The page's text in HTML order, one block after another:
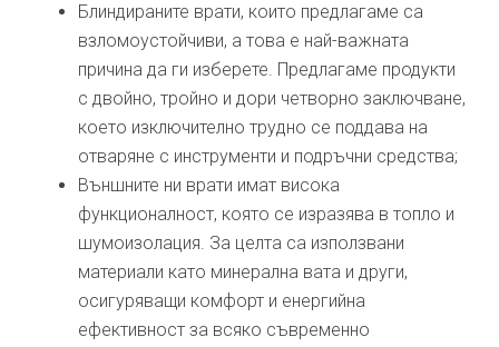
Блиндираните врати, които предлагаме са
взломоустойчиви, а това е най-важната
причина да ги изберете. Предлагаме продукти
с двойно, тройно и дори четворно заключване,
което изключително трудно се поддава на
отваряне с инструменти и подръчни средства;
Външните ни врати имат висока
функционалност, която се изразява в топло и
шумоизолация. За целта са използвани
материали като минерална вата и други,
осигуряващи комфорт и енергийна
ефективност за всяко съвременно